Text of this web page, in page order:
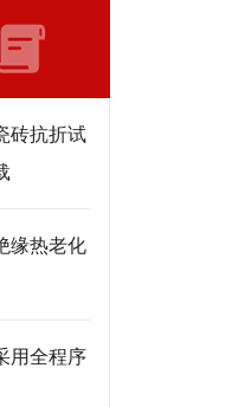
砖抗折试
缘热老化
用全程序